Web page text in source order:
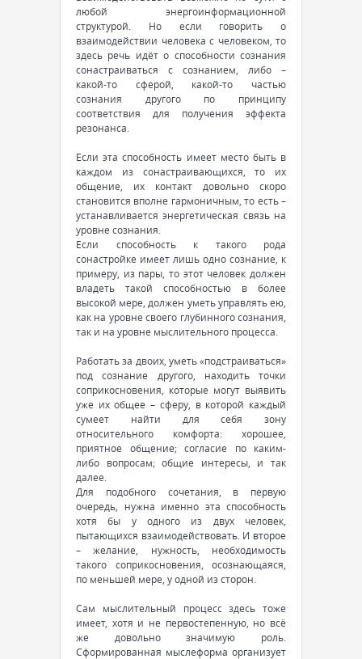
любой энергоинформационной
структурой. Но если говорить о
взаимодействии человека с человеком, то
здесь речь идёт о способности сознания
сонастраиваться с сознанием, либо –
какой-то сферой, какой-то частью
сознания другого по принципу
соответствия для получения эффекта
резонанса.
Если эта способность имеет место быть в
каждом из сонастраивающихся, то их
общение, их контакт довольно скоро
становится вполне гармоничным, то есть –
устанавливается энергетическая связь на
уровне сознания.
Если способность к такого рода
сонастройке имеет лишь одно сознание, к
примеру, из пары, то этот человек должен
владеть такой способностью в более
высокой мере, должен уметь управлять ею,
как на уровне своего глубинного сознания,
так и на уровне мыслительного процесса.
Работать за двоих, уметь «подстраиваться»
под сознание другого, находить точки
соприкосновения, которые могут выявить
уже их общее – сферу, в которой каждый
сумеет найти для себя зону
относительного комфорта: хорошее,
приятное общение; согласие по каким-
либо вопросам; общие интересы, и так
далее.
Для подобного сочетания, в первую
очередь, нужна именно эта способность
хотя бы у одного из двух человек,
пытающихся взаимодействовать. И второе
– желание, нужность, необходимость
такого соприкосновения, осознающаяся,
по меньшей мере, у одной из сторон.
Сам мыслительный процесс здесь тоже
имеет, хотя и не первостепенную, но всё
же довольно значимую роль.
Сформированная мыслеформа организует